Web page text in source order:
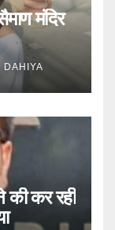
मंदिर
DAHIYA
की कर रही